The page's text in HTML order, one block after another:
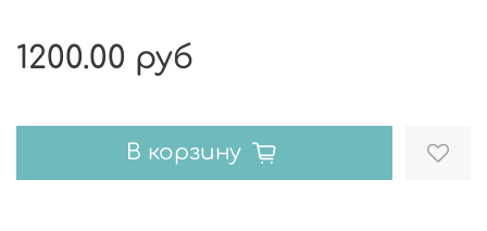
1200.00 руб
В корзину